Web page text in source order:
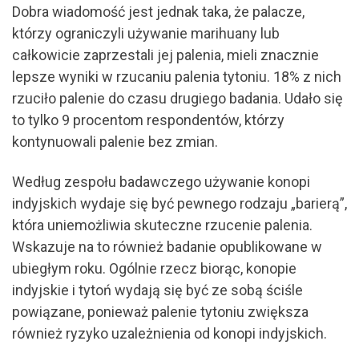
Dobra wiadomość jest jednak taka, że palacze,
którzy ograniczyli używanie marihuany lub
całkowicie zaprzestali jej palenia, mieli znacznie
lepsze wyniki w rzucaniu palenia tytoniu. 18% z nich
rzuciło palenie do czasu drugiego badania. Udało się
to tylko 9 procentom respondentów, którzy
kontynuowali palenie bez zmian.
Według zespołu badawczego używanie konopi
indyjskich wydaje się być pewnego rodzaju „barierą”,
która uniemożliwia skuteczne rzucenie palenia.
Wskazuje na to również badanie opublikowane w
ubiegłym roku. Ogólnie rzecz biorąc, konopie
indyjskie i tytoń wydają się być ze sobą ściśle
powiązane, ponieważ palenie tytoniu zwiększa
również ryzyko uzależnienia od konopi indyjskich.